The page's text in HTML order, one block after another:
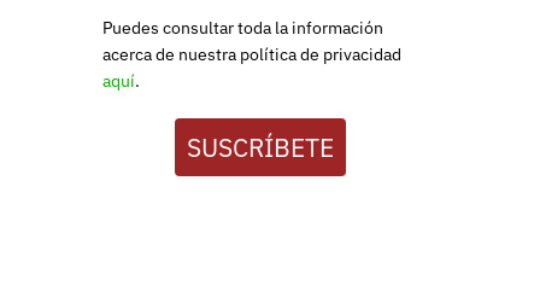
Puedes consultar toda la información
acerca de nuestra política de privacidad
aquí.
SUSCRÍBETE